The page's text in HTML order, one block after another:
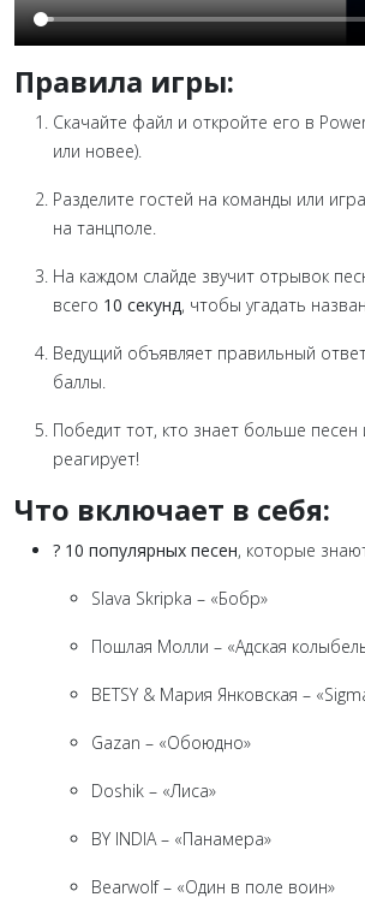
Правила игры:
Скачайте файл и откройте его в
или новее).
Разделите гостей на команды или
на танцполе.
На каждом слайде звучит отрывок
всего 10 секунд, чтобы угадать
Ведущий объявляет правильный
баллы.
Победит тот, кто знает больше
реагирует!
Что включает в себя:
? 10 популярных песен, которые
Slava Skripka – «Бобр»
Пошлая Молли – «Адская
BETSY & Мария Янковская –
Gazan – «Обоюдно»
Doshik – «Лиса»
BY INDIA – «Панамера»
Bearwolf – «Один в поле воин»